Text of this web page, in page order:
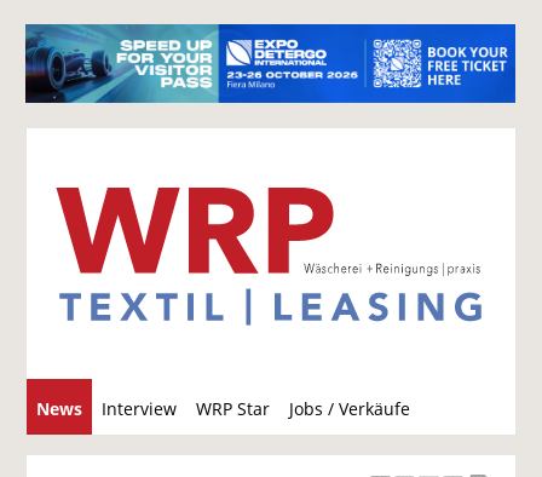
News Interview WRP Star Jobs / Verkäufe
u
c